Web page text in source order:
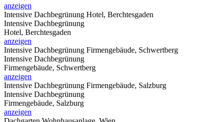
anzeigen
Intensive Dachbegrünung Hotel, Berchtesgaden
Intensive Dachbegrünung
Hotel, Berchtesgaden
anzeigen
Intensive Dachbegrünung Firmengebäude, Schwertberg
Intensive Dachbegrünung
Firmengebäude, Schwertberg
anzeigen
Intensive Dachbegrünung Firmengebäude, Salzburg
Intensive Dachbegrünung
Firmengebäude, Salzburg
anzeigen